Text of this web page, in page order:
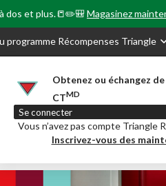
dos et plus.📒✏️🎒Magasinez
programme Récompenses Triangle
Obtenez ou échangez de
CTMD
Se connecter
Vous n’avez pas compte Triangle
Inscrivez-vous des
État de
en Classe Party City